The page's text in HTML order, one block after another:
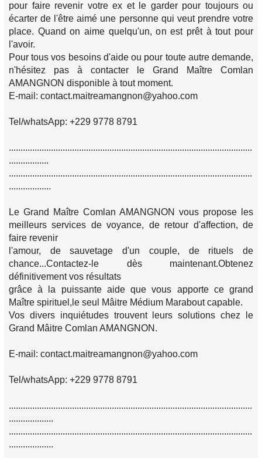
pour faire revenir votre ex et le garder pour toujours ou
écarter de l'être aimé une personne qui veut prendre votre
place. Quand on aime quelqu'un, on est prêt à tout pour
l'avoir.
Pour tous vos besoins d'aide ou pour toute autre demande,
n'hésitez pas à contacter le Grand Maître Comlan
AMANGNON disponible à tout moment.
E-mail: contact.maitreamangnon@yahoo.com
Tel/whatsApp: +229 9778 8791
........................................................................................................
.................
........................................................................................................
..................
Le Grand Maître Comlan AMANGNON vous propose les
meilleurs services de voyance, de retour d'affection, de
faire revenir
l'amour, de sauvetage d'un couple, de rituels de
chance...Contactez-le dès maintenant.Obtenez
définitivement vos résultats
grâce à la puissante aide que vous apporte ce grand
Maître spirituel,le seul Mâitre Médium Marabout capable.
Vos divers inquiétudes trouvent leurs solutions chez le
Grand Mâitre Comlan AMANGNON.
E-mail: contact.maitreamangnon@yahoo.com
Tel/whatsApp: +229 9778 8791
........................................................................................................
...................
........................................................................................................
...................